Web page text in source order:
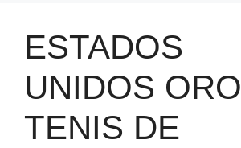
ESTADOS
UNIDOS ORO
TENIS DE